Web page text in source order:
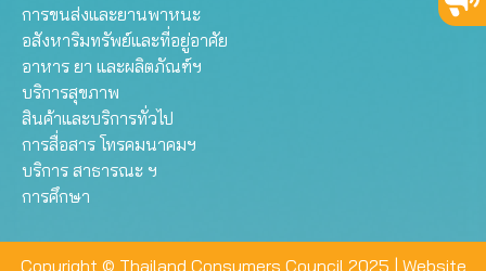
การขนส่งและยานพาหนะ
อสังหาริมทรัพย์และที่อยู่อาศัย
อาหาร ยา และผลิตภัณฑ์ฯ
บริการสุขภาพ
สินค้าและบริการทั่วไป
การสื่อสาร โทรคมนาคมฯ
บริการ สาธารณะ ฯ
การศึกษา
Copyright © Thailand Consumers Council 2025 | Website